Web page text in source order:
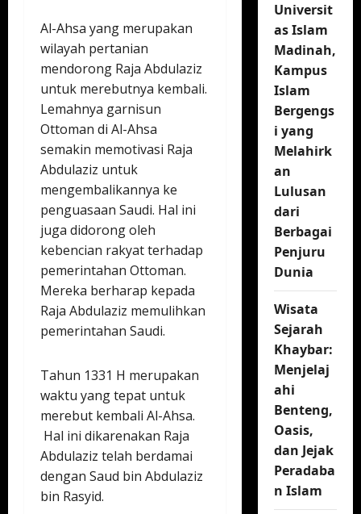
Al-Ahsa yang merupakan
wilayah pertanian
mendorong Raja Abdulaziz
untuk merebutnya kembali.
Lemahnya garnisun
Ottoman di Al-Ahsa
semakin memotivasi Raja
Abdulaziz untuk
mengembalikannya ke
penguasaan Saudi. Hal ini
juga didorong oleh
kebencian rakyat terhadap
pemerintahan Ottoman.
Mereka berharap kepada
Raja Abdulaziz memulihkan
pemerintahan Saudi.
Tahun 1331 H merupakan
waktu yang tepat untuk
merebut kembali Al-Ahsa.
Hal ini dikarenakan Raja
Abdulaziz telah berdamai
dengan Saud bin Abdulaziz
bin Rasyid.
Universit
as Islam
Madinah,
Kampus
Islam
Bergengs
i yang
Melahirk
an
Lulusan
dari
Berbagai
Penjuru
Dunia
Wisata
Sejarah
Khaybar:
Menjelaj
ahi
Benteng,
Oasis,
dan Jejak
Peradaba
n Islam